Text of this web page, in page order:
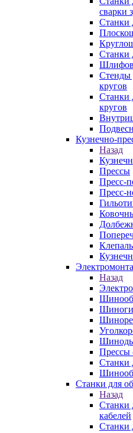
сварки
Станки
Станки
Стенды
кругов
Станки
кругов
Кузнечно-
Назад
Прессы
Пресс-
Пресс-
Назад
Станки
Станки для
Назад
Станки
кабелей
Станки